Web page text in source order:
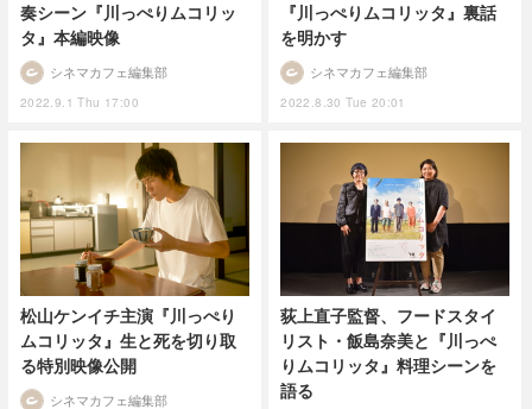
奏シーン『川っぺりムコリッ
タ』本編映像
2022.9.1 Thu 17:00
シネマカフェ編集部
『川っぺりムコリッタ』裏話
を明かす
2022.8.30 Tue 20:01
シネマカフェ編集部
松山ケンイチ主演『川っぺり
ムコリッタ』生と死を切り取
る特別映像公開
シネマカフェ編集部
荻上直子監督、フードスタイ
リスト・飯島奈美と『川っぺ
りムコリッタ』料理シーンを
語る